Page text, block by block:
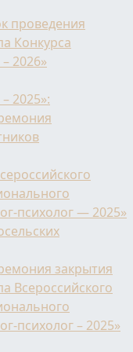
проведения
Конкурса
2026»
2025»:
психолог — 2025»
закрытия
Всероссийского
психолог – 2025»